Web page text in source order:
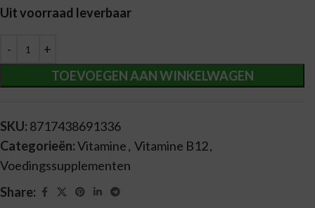
Uit voorraad leverbaar
TOEVOEGEN AAN WINKELWAGEN
Alternative:
SKU: 8717438691336
Categorieën:Vitamine, Vitamine B12,
Voedingssupplementen
Share: